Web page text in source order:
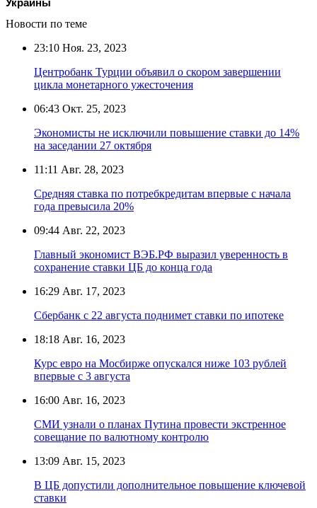
Новости по теме
23:10 Ноя. 23, 2023
Центробанк Турции объявил о скором завершении
цикла монетарного ужесточения
06:43 Окт. 25, 2023
Экономисты не исключили повышение ставки до 14%
на заседании 27 октября
11:11 Авг. 28, 2023
Средняя ставка по потребкредитам впервые с начала
года превысила 20%
09:44 Авг. 22, 2023
Главный экономист ВЭБ.РФ выразил уверенность в
сохранение ставки ЦБ до конца года
16:29 Авг. 17, 2023
Сбербанк с 22 августа поднимет ставки по ипотеке
18:18 Авг. 16, 2023
Курс евро на Мосбирже опускался ниже 103 рублей
впервые с 3 августа
16:00 Авг. 16, 2023
СМИ узнали о планах Путина провести экстренное
совещание по валютному контролю
13:09 Авг. 15, 2023
В ЦБ допустили дополнительное повышение ключевой
ставки